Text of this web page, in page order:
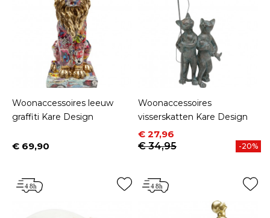
Woonaccessoires leeuw
graffiti Kare Design
Prijs
€ 69,90
Woonaccessoires
visserskatten Kare Design
Prijs
€ 27,96
Normale prijs
€ 34,95
-20%